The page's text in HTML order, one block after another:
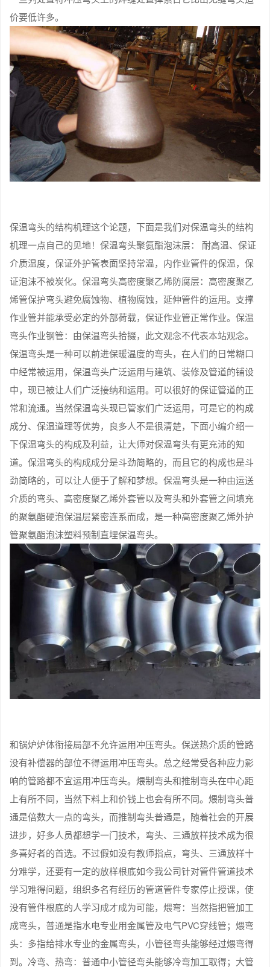
价要低许多。
保温弯头的结构机理这个论题，下面是我们对保温弯头的结构
机理一点自己的见地！保温弯头聚氨酯泡沫层： 耐高温、保证
介质温度，保证外护管表面坚持常温，内作业管件的保温，保
证泡沫不被炭化。保温弯头高密度聚乙烯防腐层：高密度聚乙
烯管保护弯头避免腐蚀物、植物腐蚀，延伸管件的运用。支撑
作业管并能承受必定的外部荷载，保证作业管正常作业。保温
弯头作业钢管：由保温弯头拾掇，此文观念不代表本站观念。
保温弯头是一种可以前进保暖温度的弯头，在人们的日常糊口
中经常被运用，保温弯头广泛运用与建筑、装修及管道的铺设
中，现已被让人们广泛接纳和运用。可以很好的保证管道的正
常和流通。当然保温弯头现已管家们广泛运用，可是它的构成
成分、保温道理等优势，良多人不是很清楚，下面小编介绍一
下保温弯头的构成及利益，让大师对保温弯头有更充沛的知
道。保温弯头的构成成分是斗劲简略的，而且它的构成也是斗
劲简略的，可以让人便于了解和梦想。保温弯头是一种由运送
介质的弯头、高密度聚乙烯外套管以及弯头和外套管之间填充
的聚氨酯硬泡保温层紧密连系而成，是一种高密度聚乙烯外护
管聚氨酯泡沫塑料预制直埋保温弯头。
和锅炉炉体衔接局部不允许运用冲压弯头。保送热介质的管路
没有补偿器的部位不得运用冲压弯头。总之经常受各种应力影
响的管路都不宜运用冲压弯头。煨制弯头和推制弯头在中心距
上有所不同，当然下料上和价钱上也会有所不同。煨制弯头普
通是倍数大一点的弯头，而推制弯头普通是，随着社会的开展
进步，好多人员都想学一门技术，弯头、三通放样技术成为很
多喜好者的首选。不过假如没有教师指点，弯头、三通放样十
分难学，还要有一定的放样根底如今我公司针对管件管道技术
学习难得问题，组织多名有经历的管道管件专家停止授课，使
没有管件根底的人学习成才成为可能，煨弯：当然指把管加工
成弯头，普通是指水电专业用金属管及电气PVC穿线管；煨弯
头：多指给排水专业的金属弯头，小管径弯头能够经过煨弯得
到。冷弯、热弯：普通中小管径弯头能够冷弯加工取得；大管